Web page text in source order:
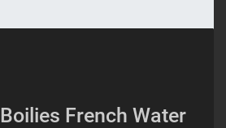
French Water